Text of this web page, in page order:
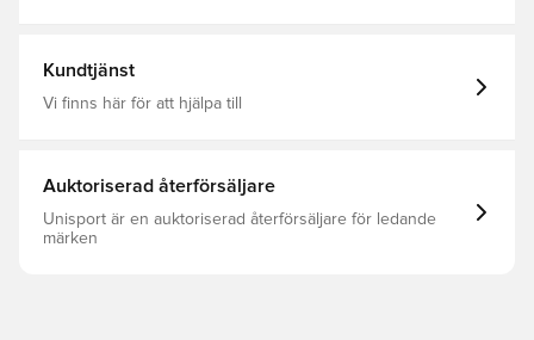
Bomull Känguruficka Ribbade muddar och fåll Spaniens
damlagsemblem
Kundtjänst
Vi finns här för att hjälpa till
Auktoriserad återförsäljare
Unisport är en auktoriserad återförsäljare för ledande
märken